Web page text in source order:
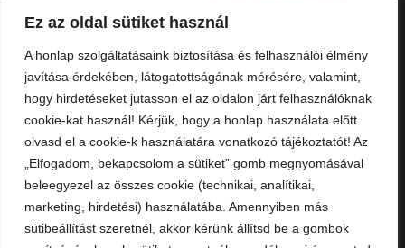
Ez az oldal sütiket használ
A honlap szolgáltatásaink biztosítása és felhasználói élmény
javítása érdekében, látogatottságának mérésére, valamint,
hogy hirdetéseket jutasson el az oldalon járt felhasználóknak
cookie-kat használ! Kérjük, hogy a honlap használata előtt
olvasd el a cookie-k használatára vonatkozó tájékoztatót! Az
„Elfogadom, bekapcsolom a sütiket” gomb megnyomásával
beleegyezel az összes cookie (technikai, analítikai,
marketing, hirdetési) használatába. Amennyiben más
sütibeállítást szeretnél, akkor kérünk állítsd be a gombok
RÓLUNK
ADATKEZELÉSI GYIK
megjelent tartalmak egészében
megkülönböztetéssel
használhatók. A Felhasználó
weboldalán történő megjelenés
rövid kivonattal vagy az első
néhány bekezdés átvételével, és
a teljes posztra történő
hivatkozással is lehetséges. Az
Adatkezelési Tájékoztató
érhető el.